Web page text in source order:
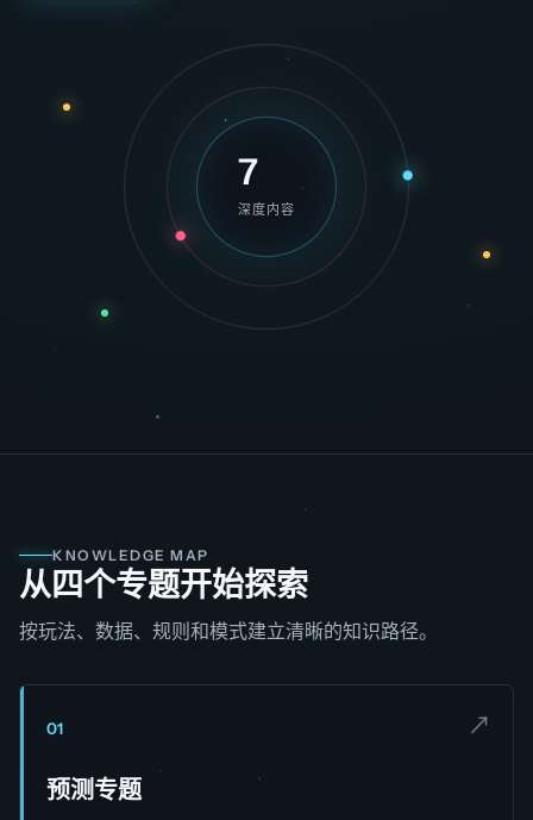
7
深度内容
KNOWLEDGE MAP
从四个专题开始探索
按玩法、数据、规则和模式建立清晰的知识路径。
01 ↗
预测专题